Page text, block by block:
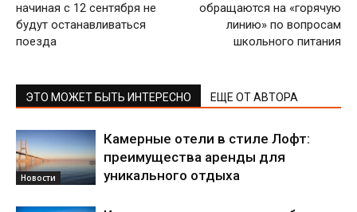
начиная с 12 сентября не
будут останавливаться
поезда
обращаются на «горячую
линию» по вопросам
школьного питания
ЭТО МОЖЕТ БЫТЬ ИНТЕРЕСНО ЕЩЕ ОТ АВТОРА
Новости
Камерные отели в стиле Лофт:
преимущества аренды для
уникального отдыха